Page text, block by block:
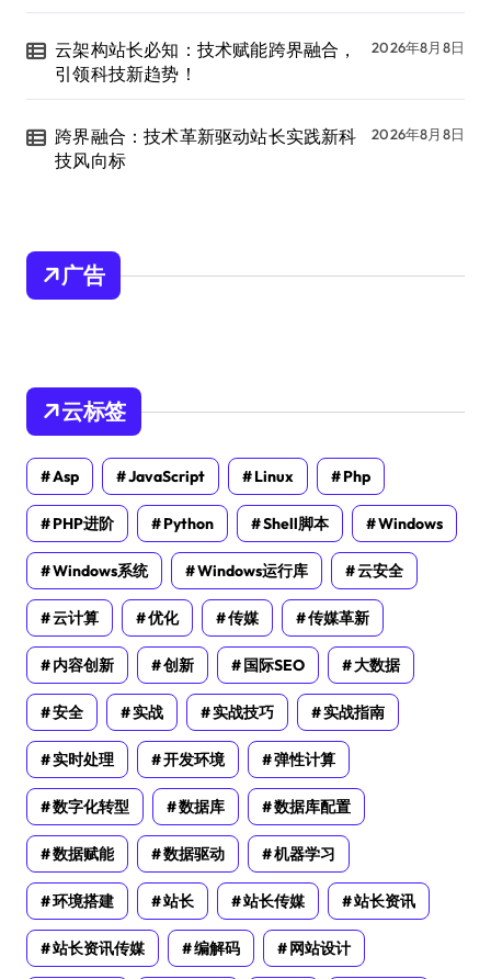
云架构站长必知：技术赋能跨界融合，
引领科技新趋势！
2026年8月8日
跨界融合：技术革新驱动站长实践新科
技风向标
2026年8月8日
广告
云标签
Asp JavaScript Linux Php
PHP进阶 Python Shell脚本 Windows
Windows系统 Windows运行库 云安全
云计算 优化 传媒 传媒革新
内容创新 创新 国际SEO 大数据
安全 实战 实战技巧 实战指南
实时处理 开发环境 弹性计算
数字化转型 数据库 数据库配置
数据赋能 数据驱动 机器学习
环境搭建 站长 站长传媒 站长资讯
站长资讯传媒 编解码 网站设计